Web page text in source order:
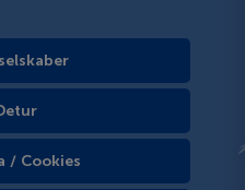
/ Cookies